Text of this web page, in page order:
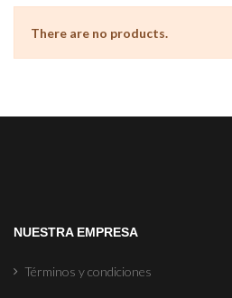
There are no products.
NUESTRA EMPRESA
Términos y condiciones